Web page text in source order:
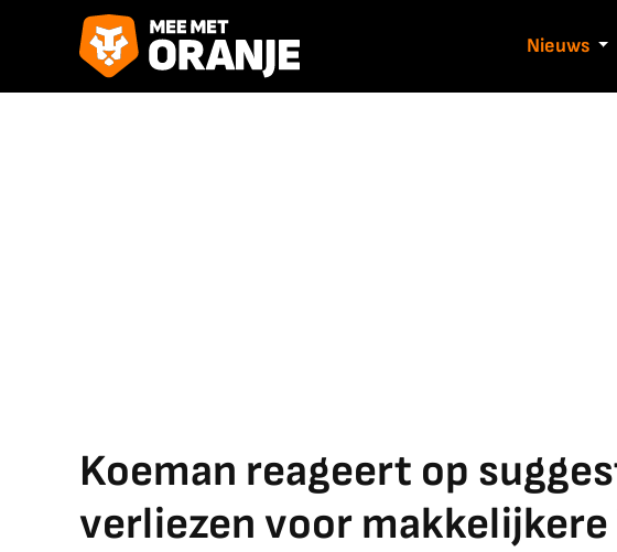
Nieuws
Koeman reageert op
verliezen voor